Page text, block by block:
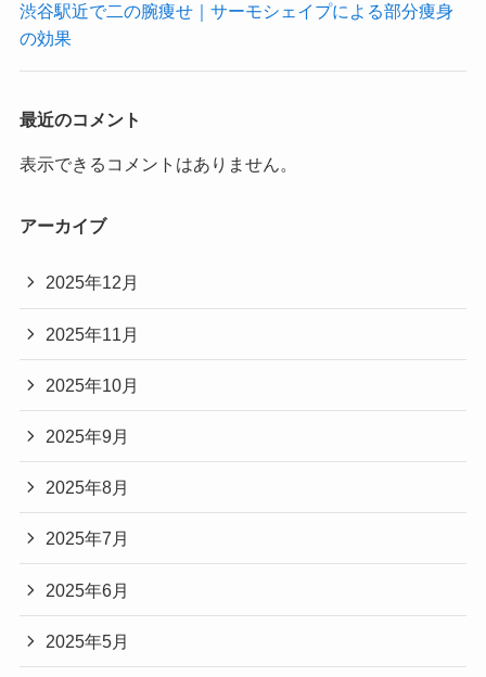
渋谷駅近で二の腕痩せ｜サーモシェイプによる部分痩身
の効果
最近のコメント
表示できるコメントはありません。
アーカイブ
2025年12月
2025年11月
2025年10月
2025年9月
2025年8月
2025年7月
2025年6月
2025年5月